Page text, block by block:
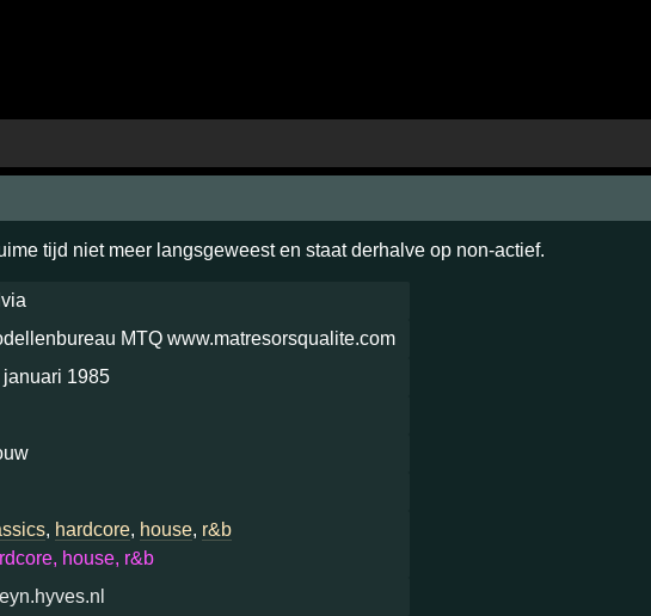
tijd niet meer langsgeweest en staat derhalve op non-actief.
MTQ www.matresorsqualite.com
januari 1985
, hardcore, house, r&b
house, r&b